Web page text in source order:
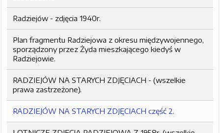
Radziejów - zdjęcia 1940r.
Plan fragmentu Radziejowa z okresu międzywojennego,
sporządzony przez Żyda mieszkającego kiedyś w
Radziejowie.
RADZIEJÓW NA STARYCH ZDJĘCIACH - (wszelkie
prawa zastrzeżone).
RADZIEJÓW NA STARYCH ZDJĘCIACH część 2.